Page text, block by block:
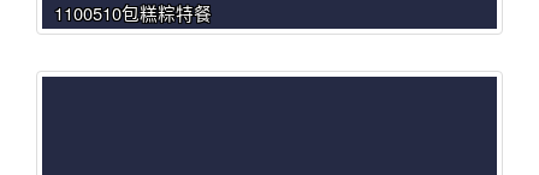
1100510包糕粽特餐